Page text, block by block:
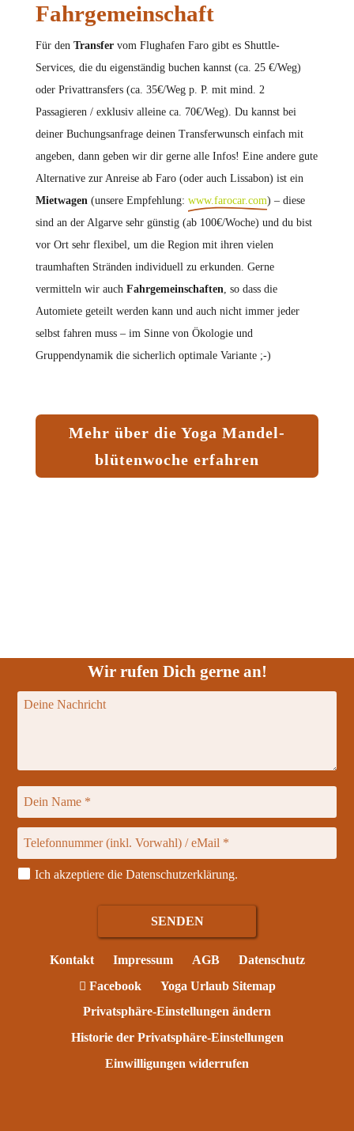
Fahrgemeinschaft
Für den Transfervom Flughafen Faro gibt es Shuttle-
Services, die du eigenständig buchen kannst (ca. 25 €/Weg)
oder Privattransfers (ca. 35€/Weg p. P. mit mind. 2
Passagieren / exklusiv alleine ca. 70€/Weg). Du kannst bei
deiner Buchungsanfrage deinen Transferwunsch einfach mit
angeben, dann geben wir dir gerne alle Infos! Eine andere gute
Alternative zur Anreise ab Faro (oder auch Lissabon) ist ein
Mietwagen(unsere Empfehlung: www.farocar.com) – diese
sind an der Algarve sehr günstig (ab 100€/Woche) und du bist
vor Ort sehr flexibel, um die Region mit ihren vielen
traumhaften Stränden individuell zu erkunden. Gerne
vermitteln wir auch Fahrgemeinschaften, so dass die
Automiete geteilt werden kann und auch nicht immer jeder
selbst fahren muss – im Sinne von Ökologie und
Gruppendynamik die sicherlich optimale Variante ;-)
Mehr über die Yoga Mandel­
blüten­woche erfahren
Wir rufen Dich gerne an!
Ich akzeptiere dieDatenschutzerklärung.
Kontakt Impressum AGB
Datenschutz
Facebook
Yoga Urlaub Sitemap
Privatsphäre-Einstellungen ändern
Historie der Privatsphäre-Einstellungen
Einwilligungen widerrufen